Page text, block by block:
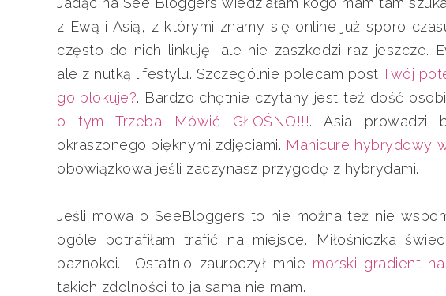
z Ewą i Asią, z którymi znamy się online już sporo
często do nich linkuję, ale nie zaszkodzi raz jeszcze.
ale z nutką lifestylu. Szczególnie polecam postTwój
go blokuje?. Bardzo chętnie czytany jest też dość
o tym Trzeba Mówić GŁOŚNO!!!. Asia prowadzi
okraszonego pięknymi zdjęciami. Manicure hybrydowy
obowiązkowa jeśli zaczynasz przygodę z hybrydami.
Jeśli mowa o SeeBloggers to nie można też nie
ogóle potrafiłam trafić na miejsce. Miłośniczka
paznokci. Ostatnio zauroczył mnie morski gradient
takich zdolności to ja sama nie mam.